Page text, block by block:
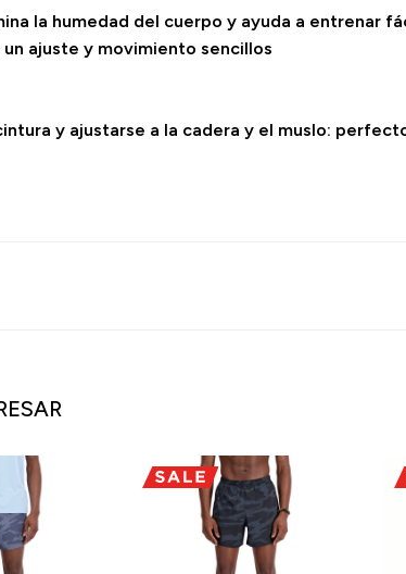
la humedad del cuerpo y ayuda a entrenar
ajuste y movimiento sencillos
y ajustarse a la cadera y el muslo: